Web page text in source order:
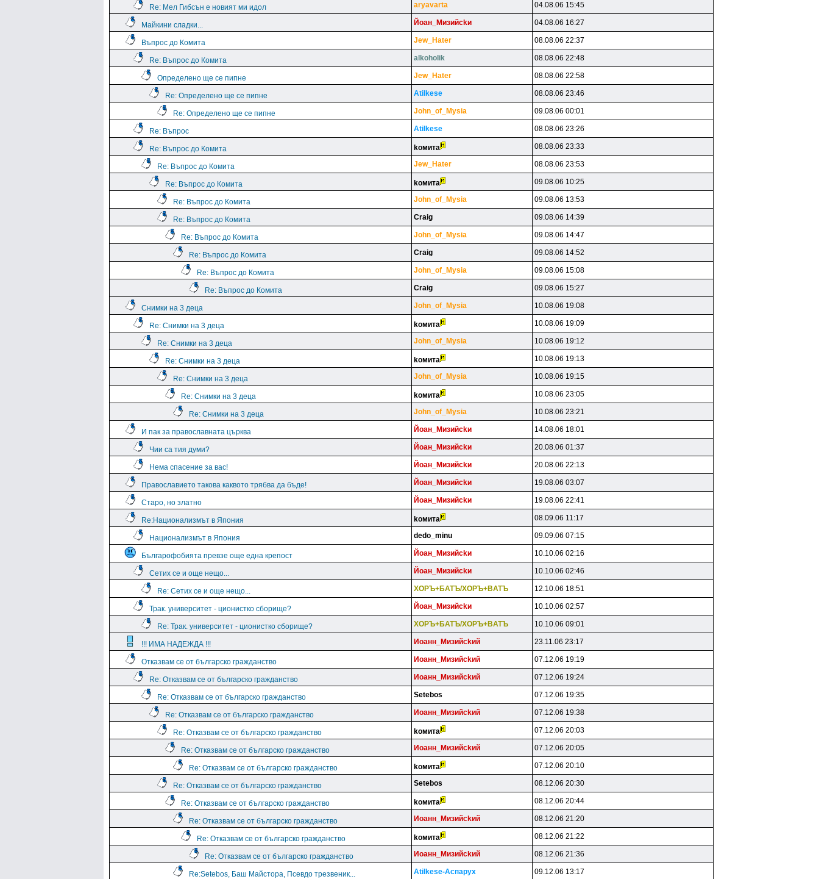
Re: Мел Гибсън е новият ми идол aryavarta 04.08.06 15:45
Майкини сладки... Йoaн_Mизийckи 04.08.06 16:27
Въпрос до Комита Jew_Hater 08.08.06 22:37
Re: Въпрос до Комита alkoholik 08.08.06 22:48
Определено ще се пипне Jew_Hater 08.08.06 22:58
Re: Определено ще се пипне Atilkese 08.08.06 23:46
Re: Определено ще се пипне John_of_Mysia 09.08.06 00:01
Re: Въпрос Atilkese 08.08.06 23:26
Re: Въпрос до Комита koмитa 08.08.06 23:33
Re: Въпрос до Комита Jew_Hater 08.08.06 23:53
Re: Въпрос до Комита koмитa 09.08.06 10:25
Re: Въпрос до Комита John_of_Mysia 09.08.06 13:53
Re: Въпрос до Комита Craig 09.08.06 14:39
Re: Въпрос до Комита John_of_Mysia 09.08.06 14:47
Re: Въпрос до Комита Craig 09.08.06 14:52
Re: Въпрос до Комита John_of_Mysia 09.08.06 15:08
Re: Въпрос до Комита Craig 09.08.06 15:27
Снимки на 3 деца John_of_Mysia 10.08.06 19:08
Re: Снимки на 3 деца koмитa 10.08.06 19:09
Re: Снимки на 3 деца John_of_Mysia 10.08.06 19:12
Re: Снимки на 3 деца koмитa 10.08.06 19:13
Re: Снимки на 3 деца John_of_Mysia 10.08.06 19:15
Re: Снимки на 3 деца koмитa 10.08.06 23:05
Re: Снимки на 3 деца John_of_Mysia 10.08.06 23:21
И пак за православната църква Йoaн_Mизийckи 14.08.06 18:01
Чии са тия думи? Йoaн_Mизийckи 20.08.06 01:37
Нема спасение за вас! Йoaн_Mизийckи 20.08.06 22:13
Православието такова каквото трябва да бъде! Йoaн_Mизийckи 19.08.06 03:07
Старо, но златно Йoaн_Mизийckи 19.08.06 22:41
Re:Национализмът в Япония koмитa 08.09.06 11:17
Национализмът в Япония dedo_minu 09.09.06 07:15
Българофобията превзе още една крепост Йoaн_Mизийckи 10.10.06 02:16
Сетих се и още нещо... Йoaн_Mизийckи 10.10.06 02:46
Re: Сетих се и още нещо... XOPЪ+БATЪ/XOPЪ+BATЪ 12.10.06 18:51
Трак. университет - ционистко сборище? Йoaн_Mизийckи 10.10.06 02:57
Re: Трак. университет - ционистко сборище? XOPЪ+БATЪ/XOPЪ+BATЪ 10.10.06 09:01
!!! ИМА НАДЕЖДА !!! Иoaнн_Mизийckий 23.11.06 23:17
Отказвам се от българско гражданство Иoaнн_Mизийckий 07.12.06 19:19
Re: Отказвам се от българско гражданство Иoaнн_Mизийckий 07.12.06 19:24
Re: Отказвам се от българско гражданство Setebos 07.12.06 19:35
Re: Отказвам се от българско гражданство Иoaнн_Mизийckий 07.12.06 19:38
Re: Отказвам се от българско гражданство koмитa 07.12.06 20:03
Re: Отказвам се от българско гражданство Иoaнн_Mизийckий 07.12.06 20:05
Re: Отказвам се от българско гражданство koмитa 07.12.06 20:10
Re: Отказвам се от българско гражданство Setebos 08.12.06 20:30
Re: Отказвам се от българско гражданство koмитa 08.12.06 20:44
Re: Отказвам се от българско гражданство Иoaнн_Mизийckий 08.12.06 21:20
Re: Отказвам се от българско гражданство koмитa 08.12.06 21:22
Re: Отказвам се от българско гражданство Иoaнн_Mизийckий 08.12.06 21:36
Re:Setebos, Баш Майстора, Псевдо трезвеник... Atilkese-Acпapyx 09.12.06 13:17